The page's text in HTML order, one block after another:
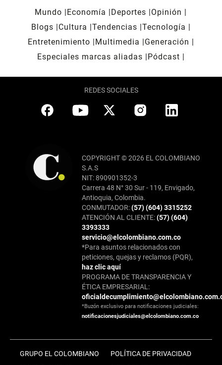
Mundo Economía Deportes
Opinión
Blogs
Cultura Tendencias Tecnología
Entretenimiento
Multimedia
Generación
Especiales marcas aliadas
Pódcast
REDES SOCIALES
COPYRIGHT © 2026 EL COLOMBIANO
S.A.S
NIT: 890901352-3
Carrera 48 N° 30 Sur - 119, Envigado,
Antioquia, Colombia.
CONMUTADOR:(57) (604) 3315252
ATENCIÓN AL CLIENTE:(57) (604)
3393333
servicio@elcolombiano.com.co
*Para asuntos relacionados con
peticiones, quejas y reclamos (PQR),
haz clic aquí
PROGRAMA DE TRANSPARENCIA Y
ÉTICA EMPRESARIAL:
*Buzón exclusivo para notificaciones judiciales:
notificacionesjudiciales@elcolombiano.com.co
GRUPO EL COLOMBIANO POLÍTICA DE PRIVACIDAD